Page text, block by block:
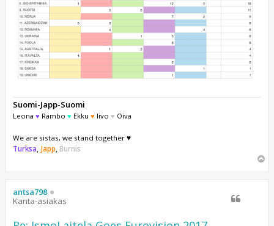
Suomi-Japp-Suomi
Leona ♥ Rambo ♥ Ekku ♥ Iivo ♥ Oiva
We are sistas, we stand together ♥
Turksa, Japp, Burnis
ö
antsa798
Kanta-asiakas